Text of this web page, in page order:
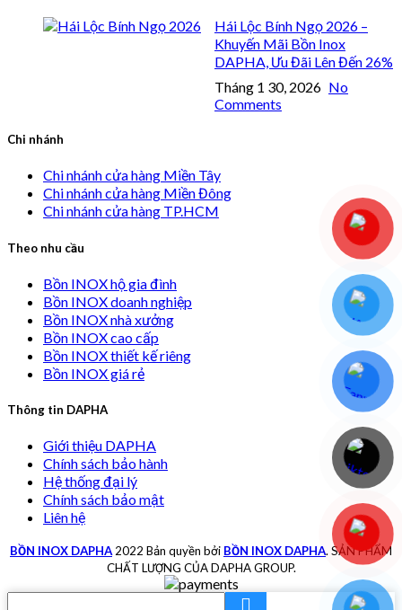
Hái Lộc Bính Ngọ 2026 –
Khuyến Mãi Bồn Inox
DAPHA, Ưu Đãi Lên Đến 26%
Tháng 1 30, 2026 No
Comments
Chi nhánh
Chi nhánh cửa hàng Miền Tây
Chi nhánh cửa hàng Miền Đông
Chi nhánh cửa hàng TP.HCM
Theo nhu cầu
Bồn INOX hộ gia đình
Bồn INOX doanh nghiệp
Bồn INOX nhà xưởng
Bồn INOX cao cấp
Bồn INOX thiết kế riêng
Bồn INOX giá rẻ
Thông tin DAPHA
Giới thiệu DAPHA
Chính sách bảo hành
Hệ thống đại lý
Chính sách bảo mật
Liên hệ
BỒN INOX DAPHA 2022 Bản quyền bởi BỒN INOX DAPHA. SẢN PHẨM
CHẤT LƯỢNG CỦA DAPHA GROUP.